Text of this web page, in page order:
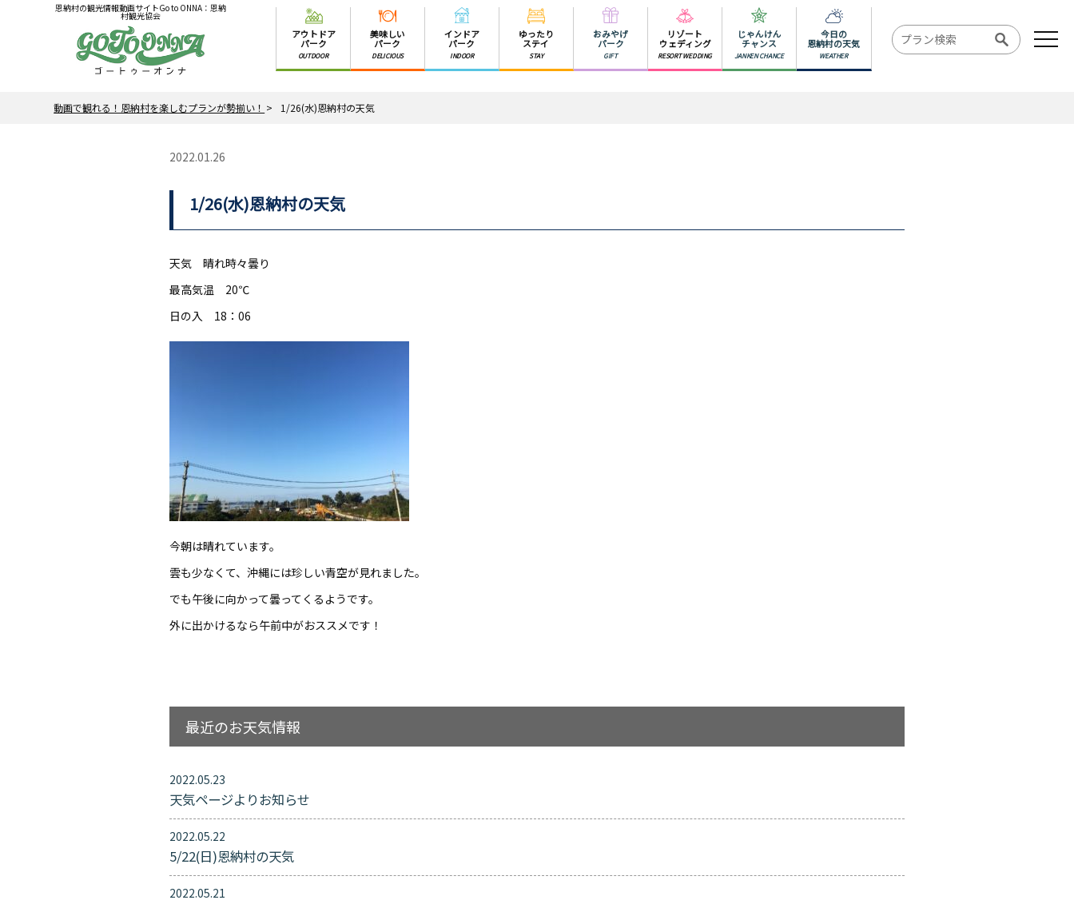
恩納村の観光情報動画サイトGo to ONNA：恩納
村観光協会
アウトドア
パーク
OUTDOOR
美味しい
パーク
DELICIOUS
インドア
パーク
INDOOR
ゆったり
ステイ
STAY
おみやげ
パーク
GIFT
リゾート
ウェディング
RESORT WEDDING
じゃんけん
チャンス
JANKEN CHANCE
今日の
恩納村の天気
WEATHER
動画で観れる！恩納村を楽しむプランが勢揃い！ 1/26(水)恩納村の天気
2022.01.26
1/26(水)恩納村の天気
天気 晴れ時々曇り
最高気温 20℃
日の入 18：06
今朝は晴れています。
雲も少なくて、沖縄には珍しい青空が見れました。
でも午後に向かって曇ってくるようです。
外に出かけるなら午前中がおススメです！
最近のお天気情報
2022.05.23
天気ページよりお知らせ
2022.05.22
5/22(日)恩納村の天気
2022.05.21